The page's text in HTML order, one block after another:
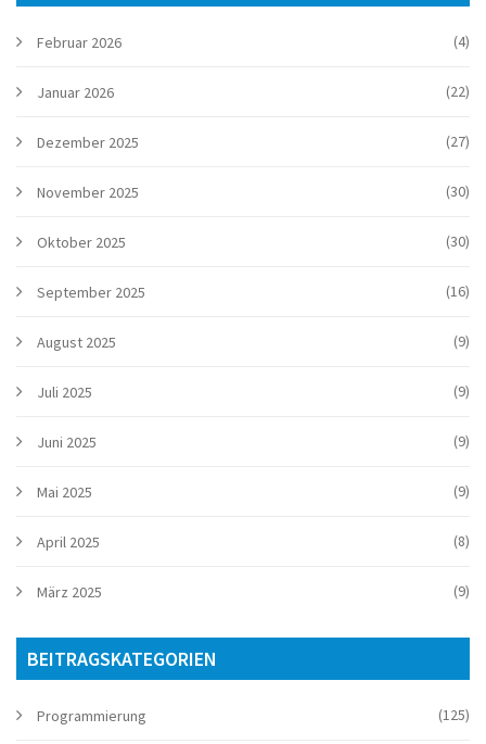
Februar 2026 (4)
Januar 2026 (22)
Dezember 2025 (27)
November 2025 (30)
Oktober 2025 (30)
September 2025 (16)
August 2025 (9)
Juli 2025 (9)
Juni 2025 (9)
Mai 2025 (9)
April 2025 (8)
März 2025 (9)
BEITRAGSKATEGORIEN
Programmierung (125)